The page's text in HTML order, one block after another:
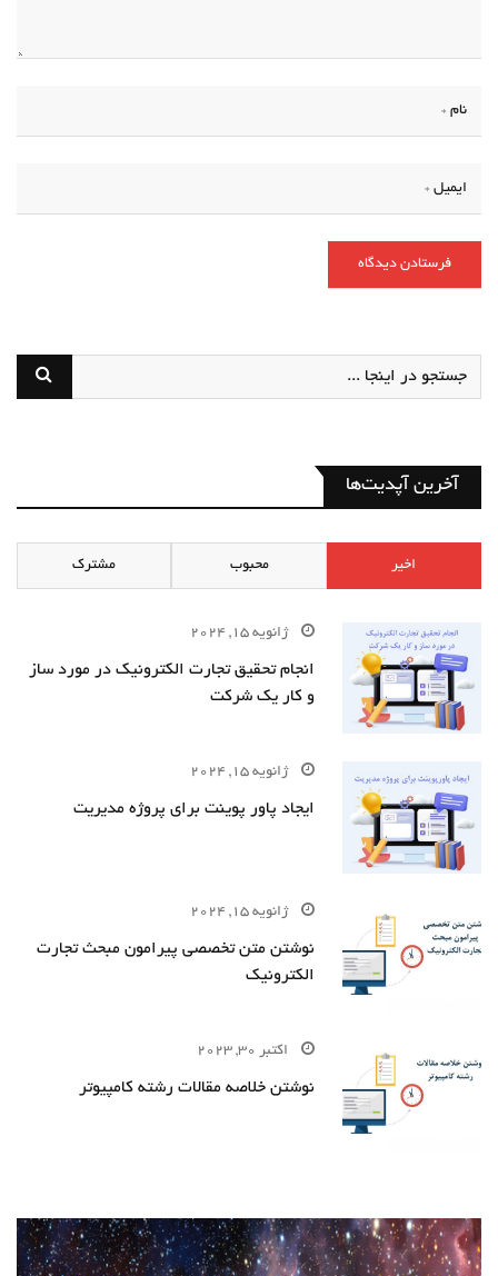
آخرین آپدیت‌ها
اخیر محبوب مشترک
ژانویه 15, 2024
انجام تحقیق تجارت الکترونیک در مورد ساز
و کار یک شرکت
ژانویه 15, 2024
ایجاد پاور پوینت برای پروژه مدیریت
ژانویه 15, 2024
نوشتن متن تخصصی پیرامون مبحث تجارت
الکترونیک
اکتبر 30, 2023
نوشتن خلاصه مقالات رشته کامپیوتر